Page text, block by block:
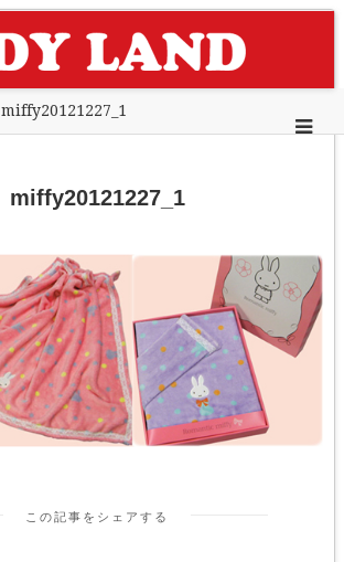
miffy20121227_1
miffy20121227_1
この記事をシェアする